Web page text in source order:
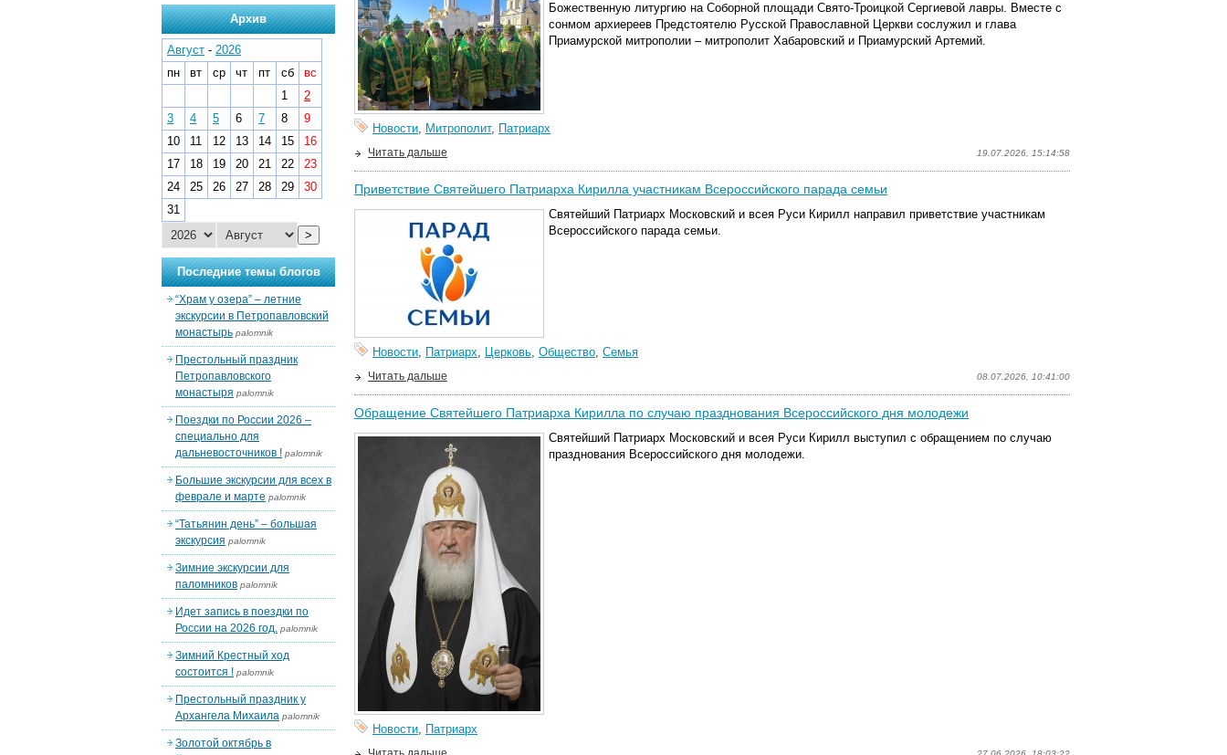
Божественную литургию на Соборной площади Свято-Троицкой Сергиевой лавры. Вместе с
сонмом архиереев Предстоятелю Русской Православной Церкви сослужил и глава
Приамурской митрополии – митрополит Хабаровский и Приамурский Артемий.
Новости, Митрополит, Патриарх
19.07.2026, 15:14:58
Читать дальше
Приветствие Святейшего Патриарха Кирилла участникам Всероссийского парада семьи
Святейший Патриарх Московский и всея Руси Кирилл направил приветствие участникам
Всероссийского парада семьи.
Новости, Патриарх, Церковь, Общество, Семья
08.07.2026, 10:41:00
Читать дальше
Обращение Святейшего Патриарха Кирилла по случаю празднования Всероссийского дня молодежи
Святейший Патриарх Московский и всея Руси Кирилл выступил с обращением по случаю
празднования Всероссийского дня молодежи.
Новости, Патриарх
Архив
Август - 2026
пн
вт ср чт пт сб
вс
1
2
3
4 5 6 7 8
9
10
11 12 13 14 15
16
17
18 19 20 21 22
23
24
25 26 27 28 29
30
31
>
Последние темы блогов
“Храм у озера” – летние
экскурсии в Петропавловский
монастырь palomnik
Престольный праздник
Петропавловского
монастыря palomnik
Поездки по России 2026 –
специально для
дальневосточников ! palomnik
Большие экскурсии для всех в
феврале и марте palomnik
“Татьянин день” – большая
экскурсия palomnik
Зимние экскурсии для
паломников palomnik
Идет запись в поездки по
России на 2026 год. palomnik
Зимний Крестный ход
состоится ! palomnik
Престольный праздник у
Архангела Михаила palomnik
Золотой октябрь в